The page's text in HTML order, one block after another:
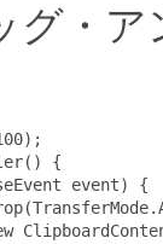
グ・
() {
event) {